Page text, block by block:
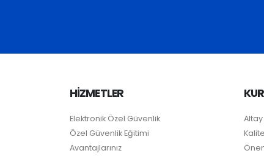
HİZMETLER
Elektronik Özel Güvenlik
Özel Güvenlik Eğitimi
Avantajlarınız
Altay